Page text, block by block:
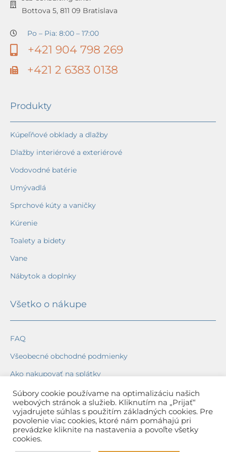
Bottova 5, 811 09 Bratislava
Po – Pia: 8:00 – 17:00
+421 904 798 269
+421 2 6383 0138
Produkty
Kúpeľňové obklady a dlažby
Dlažby interiérové a exteriérové
Vodovodné batérie
Umývadlá
Sprchové kúty a vaničky
Kúrenie
Toalety a bidety
Vane
Nábytok a doplnky
Všetko o nákupe
FAQ
Všeobecné obchodné podmienky
Ako nakupovať na splátky
Ochrana osobných údajov
Reklamačný poriadok
Spôsob a cena dopravy
Súbory cookie používame na optimalizáciu našich
webových stránok a služieb. Kliknutím na „Prijať“
vyjadrujete súhlas s použitím základných cookies. Pre
povolenie viac cookies, ktoré nám pomáhajú pri
prevádzke kliknite na nastavenia a povoľte všetky
cookies.